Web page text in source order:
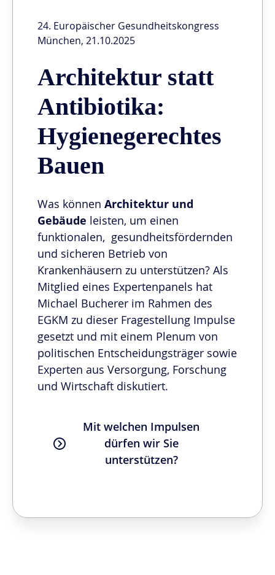
24. Europäischer Gesundheitskongress
München, 21.10.2025
Architektur statt
Antibiotika:
Hygienegerechtes
Bauen
Was können Architektur und
Gebäude leisten, um einen
funktionalen, gesundheitsfördernden
und sicheren Betrieb von
Krankenhäusern zu unterstützen? Als
Mitglied eines Expertenpanels hat
Michael Bucherer im Rahmen des
EGKM zu dieser Fragestellung Impulse
gesetzt und mit einem Plenum von
politischen Entscheidungsträger sowie
Experten aus Versorgung, Forschung
und Wirtschaft diskutiert.
Mit welchen Impulsen
dürfen wir Sie
unterstützen?